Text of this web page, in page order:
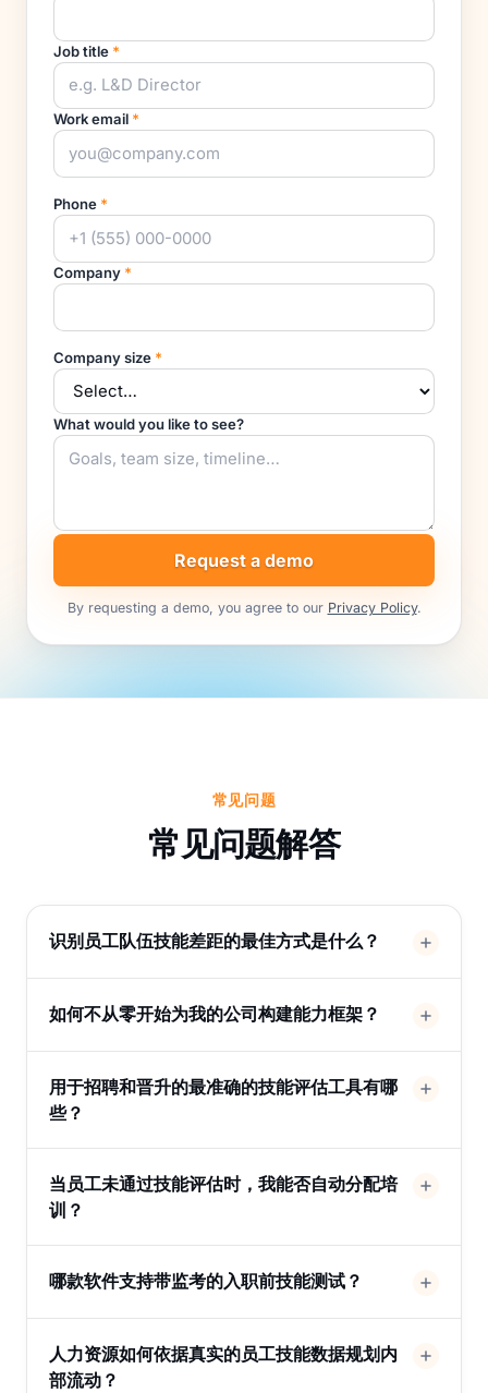
Job title *
Work email *
Phone *
Company *
Company size *
What would you like to see?
Request a demo
By requesting a demo, you agree to our Privacy Policy.
常见问题
常见问题解答
识别员工队伍技能差距的最佳方式是什么？
如何不从零开始为我的公司构建能力框架？
用于招聘和晋升的最准确的技能评估工具有哪
些？
当员工未通过技能评估时，我能否自动分配培
训？
哪款软件支持带监考的入职前技能测试？
人力资源如何依据真实的员工技能数据规划内
部流动？